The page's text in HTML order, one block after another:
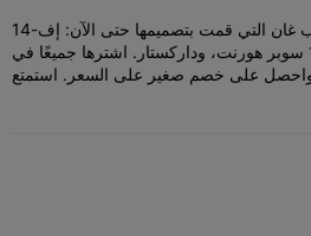
جميع الطائرات الحربية من توب غان التي قمت بتصميمها حتى الآن: إف-14
توم كات، وميغ-23، وإف-18 سوبر هورنت، وداركستار. اشترها جميعًا في